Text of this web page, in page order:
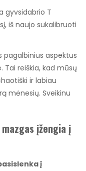
gyvsidabrio T
iš naujo sukalibruoti
pagalbinius aspektus
Tai reiškia, kad mūsų
ir labiau
mėnesių. Sveikinu
įžengia į
į